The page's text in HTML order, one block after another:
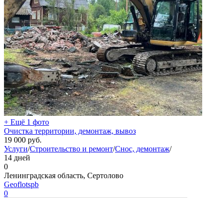
+ Ещё 1 фото
Очистка территории, демонтаж, вывоз
19 000 руб.
Услуги/Строительство и ремонт/Снос, демонтаж/
14 дней
0
Ленинградская область, Сертолово
Geoflotspb
0